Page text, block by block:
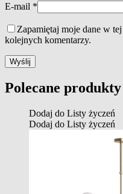
E-mail *
Zapamiętaj moje dane w
kolejnych komentarzy.
Polecane produkty
Dodaj do Listy życzeń
Dodaj do Listy życzeń